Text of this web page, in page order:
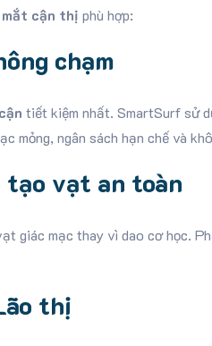
cận thị phù hợp:
chạm
tiết kiệm nhất. SmartSurf sử
mỏng, ngân sách hạn chế và
tạo vạt an toàn
giác mạc thay vì dao cơ học.
thị